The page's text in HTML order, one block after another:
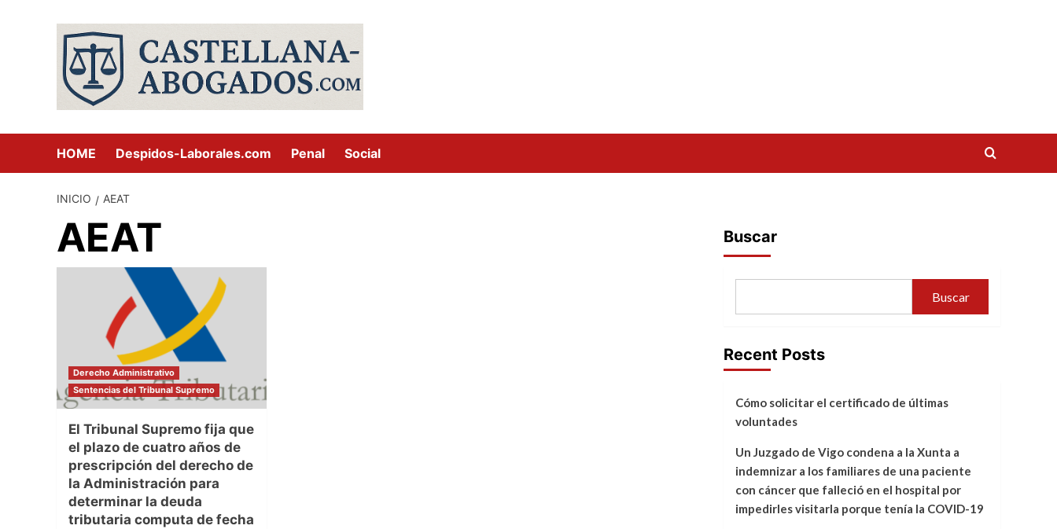
HOME Despidos-Laborales.com Penal Social
INICIO AEAT
AEAT
Derecho Administrativo
Sentencias del Tribunal Supremo
El Tribunal Supremo fija que
el plazo de cuatro años de
prescripción del derecho de
la Administración para
determinar la deuda
tributaria computa de fecha
Buscar
Buscar
Recent Posts
Cómo solicitar el certificado de últimas
voluntades
Un Juzgado de Vigo condena a la Xunta a
indemnizar a los familiares de una paciente
con cáncer que falleció en el hospital por
impedirles visitarla porque tenía la COVID-19